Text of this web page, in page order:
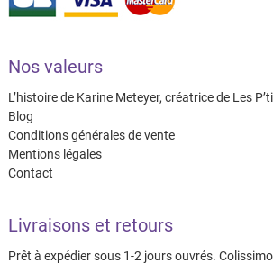
Nos valeurs
L’histoire de Karine Meteyer, créatrice de Les
Blog
Conditions générales de vente
Mentions légales
Contact
Livraisons et retours
Prêt à expédier sous 1-2 jours ouvrés.